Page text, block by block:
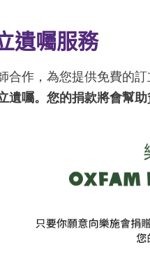
遺囑服務
合作，為您提供免費的訂
遺囑。您的捐款將會幫